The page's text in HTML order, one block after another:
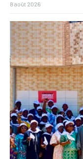
8 août 2026